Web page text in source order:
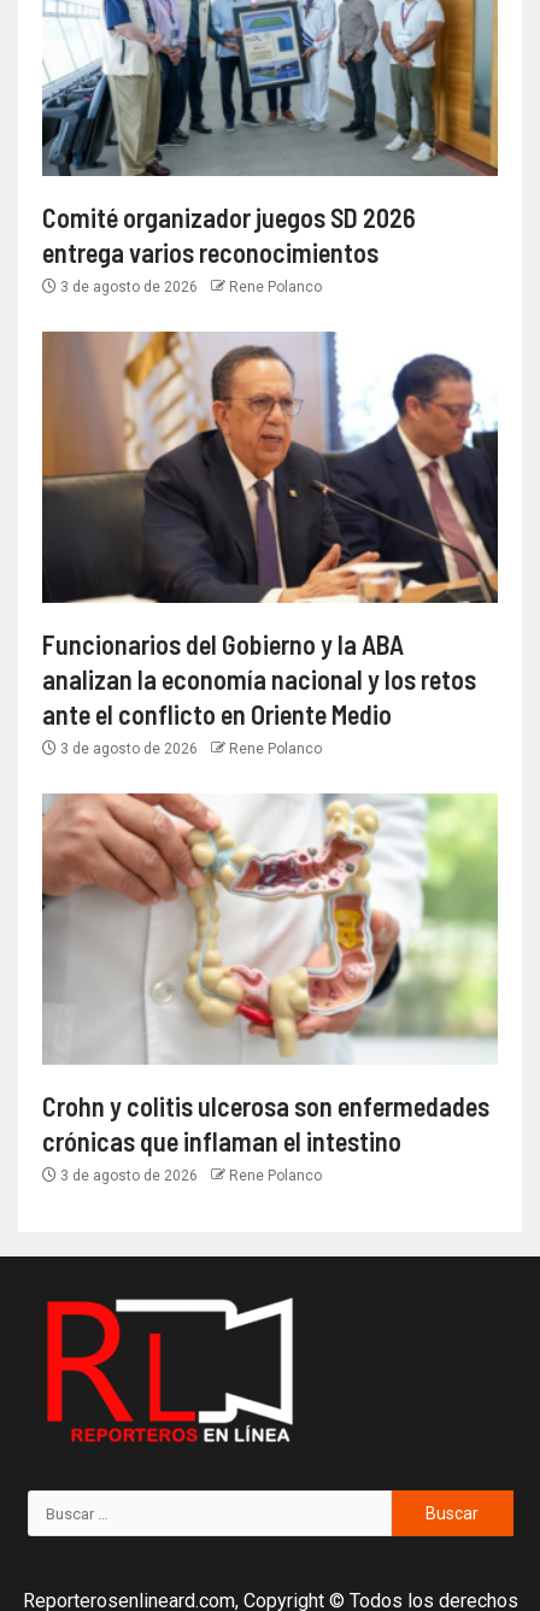
Comité organizador juegos SD 2026
entrega varios reconocimientos
3 de agosto de 2026 Rene Polanco
Funcionarios del Gobierno y la ABA
analizan la economía nacional y los retos
ante el conflicto en Oriente Medio
3 de agosto de 2026 Rene Polanco
Crohn y colitis ulcerosa son enfermedades
crónicas que inflaman el intestino
3 de agosto de 2026 Rene Polanco
Reporterosenlineard.com, Copyright © Todos los derechos